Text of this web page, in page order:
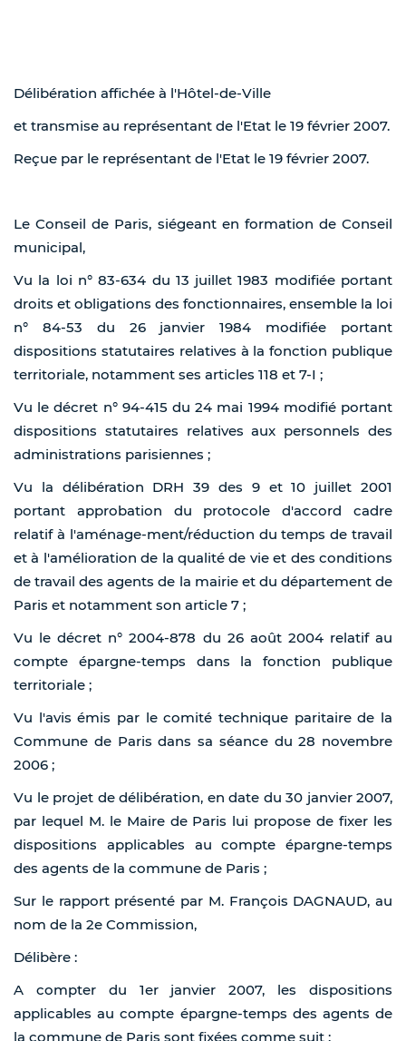
Délibération affichée à l'Hôtel-de-Ville
et transmise au représentant de l'Etat le 19 février 2007.
Reçue par le représentant de l'Etat le 19 février 2007.
Le Conseil de Paris, siégeant en formation de Conseil
municipal,
Vu la loi n° 83-634 du 13 juillet 1983 modifiée portant
droits et obligations des fonctionnaires, ensemble la loi
n° 84-53 du 26 janvier 1984 modifiée portant
dispositions statutaires relatives à la fonction publique
territoriale, notamment ses articles 118 et 7-I ;
Vu le décret n° 94-415 du 24 mai 1994 modifié portant
dispositions statutaires relatives aux personnels des
administrations parisiennes ;
Vu la délibération DRH 39 des 9 et 10 juillet 2001
portant approbation du protocole d'accord cadre
relatif à l'aménage-ment/réduction du temps de travail
et à l'amélioration de la qualité de vie et des conditions
de travail des agents de la mairie et du département de
Paris et notamment son article 7 ;
Vu le décret n° 2004-878 du 26 août 2004 relatif au
compte épargne-temps dans la fonction publique
territoriale ;
Vu l'avis émis par le comité technique paritaire de la
Commune de Paris dans sa séance du 28 novembre
2006 ;
Vu le projet de délibération, en date du 30 janvier 2007,
par lequel M. le Maire de Paris lui propose de fixer les
dispositions applicables au compte épargne-temps
des agents de la commune de Paris ;
Sur le rapport présenté par M. François DAGNAUD, au
nom de la 2e Commission,
Délibère :
A compter du 1er janvier 2007, les dispositions
applicables au compte épargne-temps des agents de
la commune de Paris sont fixées comme suit :